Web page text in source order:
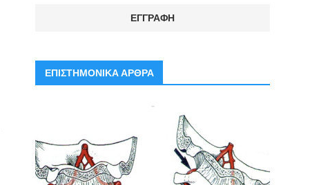
ΕΠΙΣΤΗΜΟΝΙΚΑ ΑΡΘΡΑ